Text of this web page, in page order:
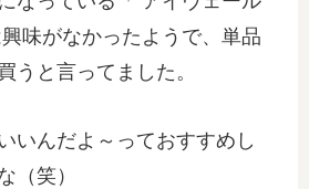
味がなかったようで、単品
うと言ってました。
いんだよ～っておすすめし
（笑）